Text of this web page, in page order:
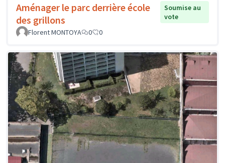
Aménager le parc derrière école
des grillons
Soumise au
vote
Florent MONTOYA
0 0